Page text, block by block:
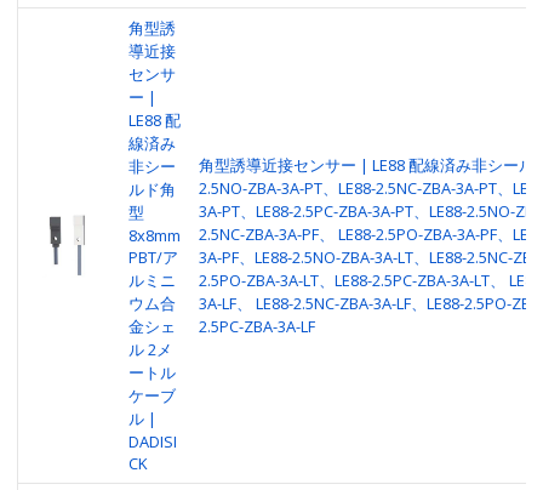
角型誘
導近接
センサ
ー |
LE88 配
線済み
非シー
ルド角
型
8x8mm
PBT/ア
ルミニ
ウム合
金シェ
ル 2メ
ートル
ケーブ
ル |
DADISI
CK
角型誘導近接センサー | LE88 配線済み非シール
2.5NO-ZBA-3A-PT、LE88-2.5NC-ZBA-3A-PT、
3A-PT、LE88-2.5PC-ZBA-3A-PT、LE88-2.5NO-
2.5NC-ZBA-3A-PF、 LE88-2.5PO-ZBA-3A-PF、
3A-PF、LE88-2.5NO-ZBA-3A-LT、LE88-2.5NC-
2.5PO-ZBA-3A-LT、LE88-2.5PC-ZBA-3A-LT、
3A-LF、 LE88-2.5NC-ZBA-3A-LF、LE88-2.5PO-
2.5PC-ZBA-3A-LF